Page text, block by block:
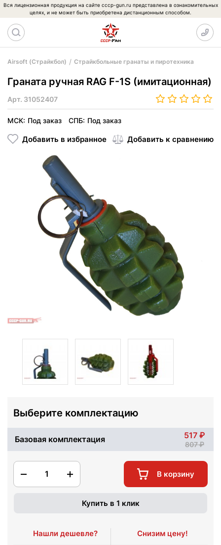
Вся лицензионная продукция на сайте cccp-gun.ru представлена в ознакомительных
целях, и не может быть приобретена дистанционным способом.
Airsoft (Страйкбол) Страйкбольные гранаты и пиротехника
Граната ручная RAG F-1S (имитационная)
Арт. 31052407
МСК: Под заказ СПБ: Под заказ
Добавить в избранное Добавить к сравнению
Выберите комплектацию
Базовая комплектация 517
807
1 В корзину
Купить в 1 клик
Нашли дешевле? Снизим цену!